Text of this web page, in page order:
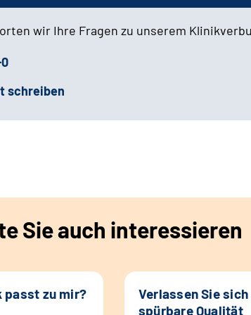
wir Ihre Fragen zu unserem
schreiben
Sie auch interessieren
passt zu mir?
Verlassen Sie
spürbare Qualität